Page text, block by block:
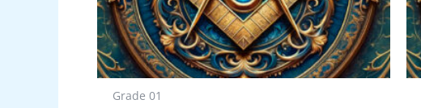
Grade 01